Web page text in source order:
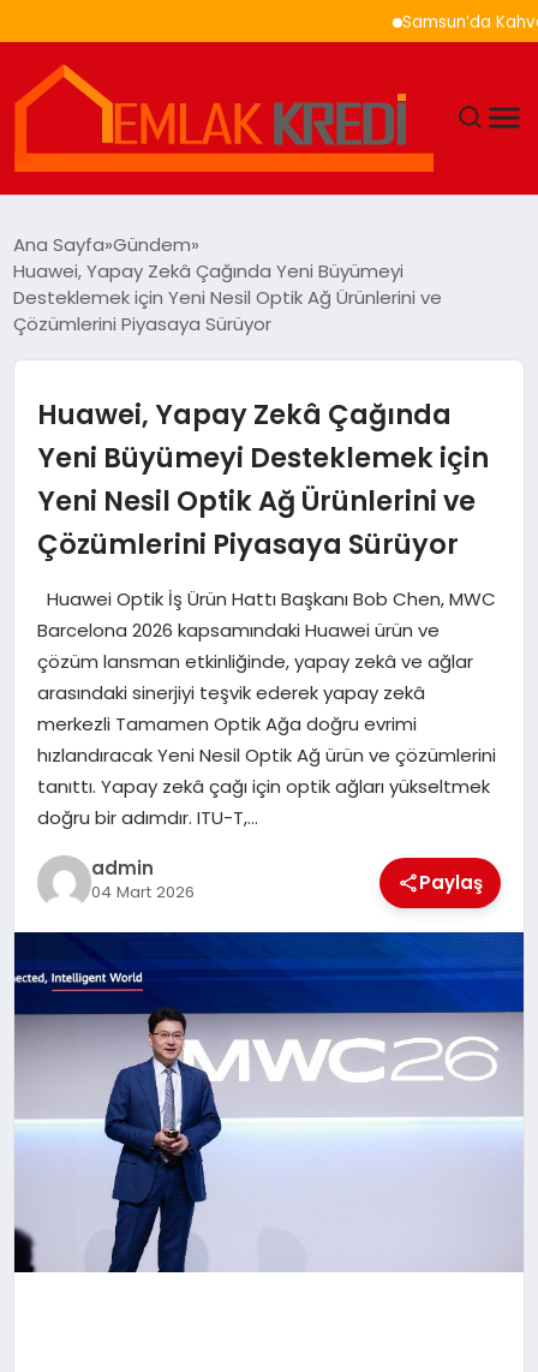
Samsun’da Kahvaltı
EKONOMI
EĞITIM
MAGAZIN
SAĞLIK
SIYASET
SPOR
TEKNOLOJI
YAŞAM
Ana Sayfa Gündem
Huawei, Yapay Zekâ Çağında Yeni Büyümeyi
Desteklemek için Yeni Nesil Optik Ağ Ürünlerini ve
Çözümlerini Piyasaya Sürüyor
Huawei, Yapay Zekâ Çağında
Yeni Büyümeyi Desteklemek için
Yeni Nesil Optik Ağ Ürünlerini ve
Çözümlerini Piyasaya Sürüyor
Huawei Optik İş Ürün Hattı Başkanı Bob Chen, MWC
Barcelona 2026 kapsamındaki Huawei ürün ve
çözüm lansman etkinliğinde, yapay zekâ ve ağlar
arasındaki sinerjiyi teşvik ederek yapay zekâ
merkezli Tamamen Optik Ağa doğru evrimi
hızlandıracak Yeni Nesil Optik Ağ ürün ve çözümlerini
tanıttı. Yapay zekâ çağı için optik ağları yükseltmek
doğru bir adımdır. ITU-T,…
admin
04 Mart 2026 Paylaş